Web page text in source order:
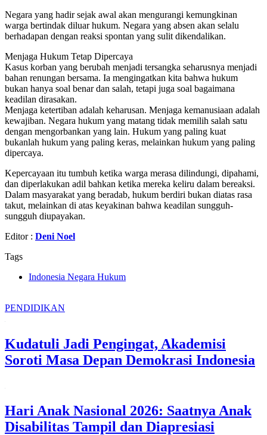
Negara yang hadir sejak awal akan mengurangi kemungkinan
warga bertindak diluar hukum. Negara yang absen akan selalu
berhadapan dengan reaksi spontan yang sulit dikendalikan.
Menjaga Hukum Tetap Dipercaya
Kasus korban yang berubah menjadi tersangka seharusnya menjadi
bahan renungan bersama. Ia mengingatkan kita bahwa hukum
bukan hanya soal benar dan salah, tetapi juga soal bagaimana
keadilan dirasakan.
Menjaga ketertiban adalah keharusan. Menjaga kemanusiaan adalah
kewajiban. Negara hukum yang matang tidak memilih salah satu
dengan mengorbankan yang lain. Hukum yang paling kuat
bukanlah hukum yang paling keras, melainkan hukum yang paling
dipercaya.
Kepercayaan itu tumbuh ketika warga merasa dilindungi, dipahami,
dan diperlakukan adil bahkan ketika mereka keliru dalam bereaksi.
Dalam masyarakat yang beradab, hukum berdiri bukan diatas rasa
takut, melainkan di atas keyakinan bahwa keadilan sungguh-
sungguh diupayakan.
Editor : Deni Noel
Tags
Indonesia Negara Hukum
PENDIDIKAN
Kudatuli Jadi Pengingat, Akademisi
Soroti Masa Depan Demokrasi Indonesia
Hari Anak Nasional 2026: Saatnya Anak
Disabilitas Tampil dan Diapresiasi